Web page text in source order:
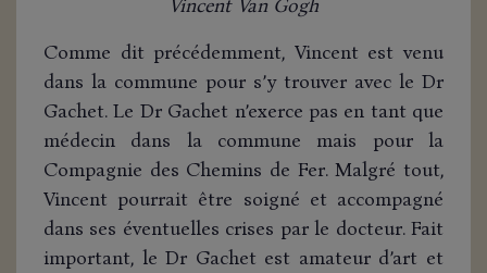
Vincent Van Gogh
Comme dit précédemment, Vincent est venu
dans la commune pour s’y trouver avec le Dr
Gachet. Le Dr Gachet n’exerce pas en tant que
médecin dans la commune mais pour la
Compagnie des Chemins de Fer. Malgré tout,
Vincent pourrait être soigné et accompagné
dans ses éventuelles crises par le docteur. Fait
important, le Dr Gachet est amateur d’art et